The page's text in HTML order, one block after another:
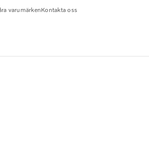
varumärkenKontakta oss